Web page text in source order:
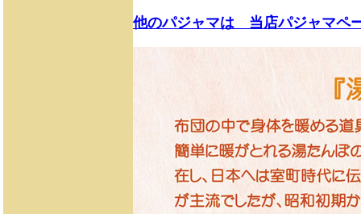
他のパジャマは 当店パジャマペ